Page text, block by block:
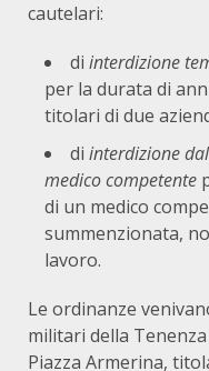
cautelari:
di interdizione
per la durata di
titolari di due
di interdizione
medico competente
di un medico
summenzionata,
lavoro.
Le ordinanze
militari della
Piazza Armerina,